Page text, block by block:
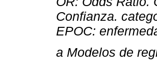
Confianza.
EPOC:
a Modelos de